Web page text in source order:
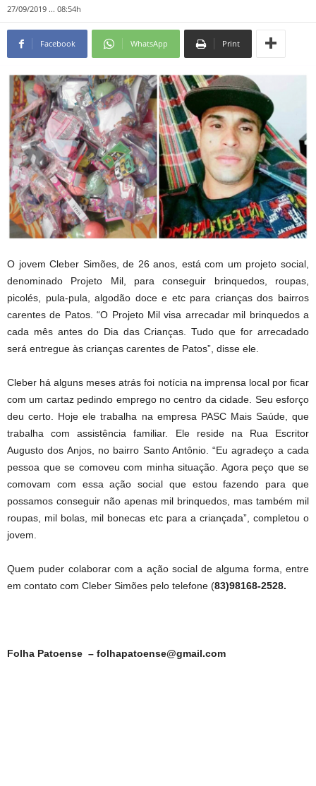
27/09/2019 ... 08:54h
Facebook WhatsApp Print
O jovem Cleber Simões, de 26 anos, está com um projeto social,
denominado Projeto Mil, para conseguir brinquedos, roupas,
picolés, pula-pula, algodão doce e etc para crianças dos bairros
carentes de Patos. “O Projeto Mil visa arrecadar mil brinquedos a
cada mês antes do Dia das Crianças. Tudo que for arrecadado
será entregue às crianças carentes de Patos”, disse ele.
Cleber há alguns meses atrás foi notícia na imprensa local por ficar
com um cartaz pedindo emprego no centro da cidade. Seu esforço
deu certo. Hoje ele trabalha na empresa PASC Mais Saúde, que
trabalha com assistência familiar. Ele reside na Rua Escritor
Augusto dos Anjos, no bairro Santo Antônio. “Eu agradeço a cada
pessoa que se comoveu com minha situação. Agora peço que se
comovam com essa ação social que estou fazendo para que
possamos conseguir não apenas mil brinquedos, mas também mil
roupas, mil bolas, mil bonecas etc para a criançada”, completou o
jovem.
Quem puder colaborar com a ação social de alguma forma, entre
em contato com Cleber Simões pelo telefone (83)98168-2528.
Folha Patoense – folhapatoense@gmail.com